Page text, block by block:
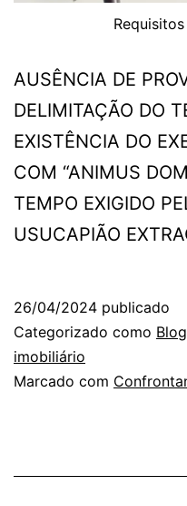
AUSÊNCIA DE
DELIMITAÇÃO DO
EXISTÊNCIA DO
COM “ANIMUS
TEMPO EXIGIDO
USUCAPIÃO
26/04/2024 publicado
Categorizado como
imobiliário
Marcado com